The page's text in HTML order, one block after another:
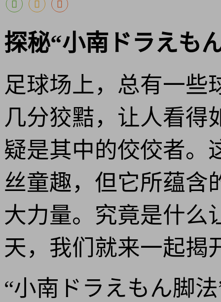
探秘“小南ドラえも
足球场上，总有一些
几分狡黠，让人看得
疑是其中的佼佼者。
丝童趣，但它所蕴含
大力量。究竟是什么
天，我们就来一起揭
“小南ドラえもん脚